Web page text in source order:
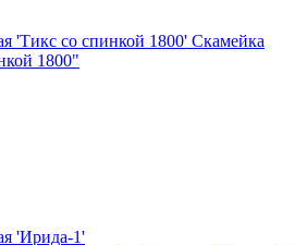
Скамейка
1800"